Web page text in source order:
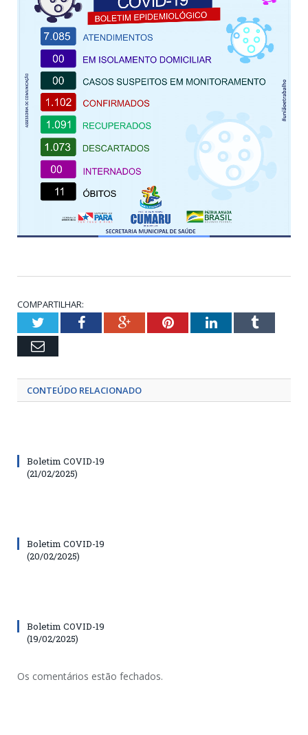
COMPARTILHAR:
TwitterFacebookGoogle+PinterestLinkedInTumblr
Email
CONTEÚDO RELACIONADO
Boletim COVID-19
(21/02/2025)
Boletim COVID-19
(20/02/2025)
Boletim COVID-19
(19/02/2025)
Os comentários estão fechados.